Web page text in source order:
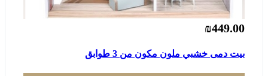
₪449.00
بيت دمى خشبي ملون مكون من 3 طوابق